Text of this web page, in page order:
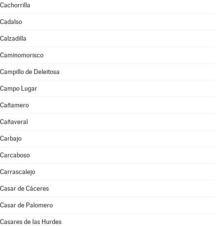
Cachorrilla
Cadalso
Calzadilla
Caminomorisco
Campillo de Deleitosa
Campo Lugar
Cañamero
Cañaveral
Carbajo
Carcaboso
Carrascalejo
Casar de Cáceres
Casar de Palomero
Casares de las Hurdes